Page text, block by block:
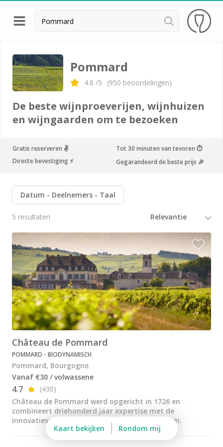
Terug
Wijnproeverij & wijnhuizen Beaune
Wijnproeverij & wijnhuizen Chablis
Armand Heitz
Château de Chamilly
Château de Marsannay
Château de Saint Aubin
Cité des vins Beaune
Domaine Besancenot
Domaine Borgnat
Domaine Chanson
Domaine de Montmain
Veuve Ambal
Wijnproeverij & wijnhuizen Beaujolais
Wijnproeverij & wijnhuizen Bordeaux
Wijnproeverij & wijnhuizen Bourgogne
Calvados proeverij
Pommard
4.8 /5 (950 beoordelingen)
De beste wijnproeverijen, wijnhuizen
en wijngaarden om te bezoeken
Gratis reserveren ✌️
Tot 30 minuten van tevoren ⏱
Directe bevestiging ⚡️
Gegarandeerd de beste prijs 🎉
Datum Deelnemers Taal
5 resultaten
Château de Pommard
POMMARD - BIODYNAMISCH
Pommard, Bourgogne
Vanaf €30 / volwassene
4.7
(430)
Château de Pommard werd opgericht in 1726 en
combineert driehonderd jaar expertise met de
innovatieve visie van de familie Carabello-Baum.
Kaart bekijken
Rondom mij